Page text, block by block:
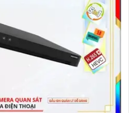
chất lượng hình ảnh sắc nét.